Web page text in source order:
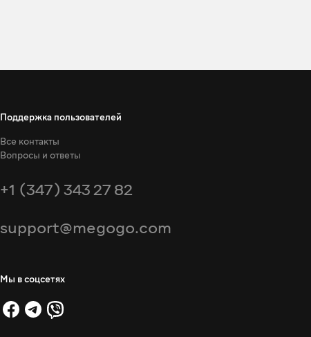
Поддержка пользователей
Все контакты
Вопросы и ответы
+1 (347) 343 27 82
support@megogo.com
Мы в соцсетях